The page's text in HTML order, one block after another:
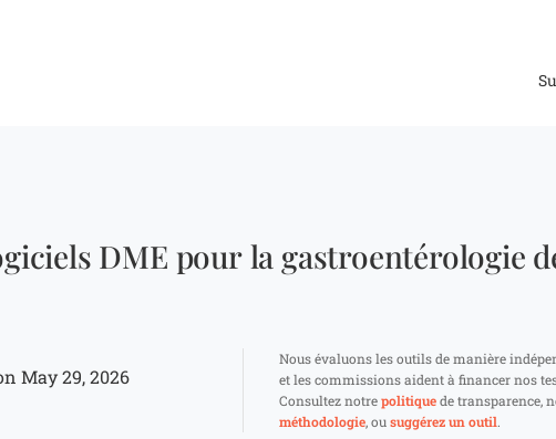
DME pour la gastroentérologie
May 29, 2026
Nous évaluons les outils de manière
et les commissions aident à financer nos
Consultez notrepolitiquede transparence,
méthodologie, ousuggérez un outil.